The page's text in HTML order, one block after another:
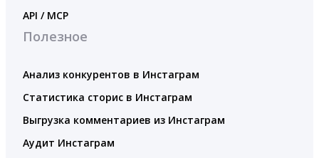
API / MCP
Полезное
Анализ конкурентов в Инстаграм
Статистика сторис в Инстаграм
Выгрузка комментариев из Инстаграм
Аудит Инстаграм